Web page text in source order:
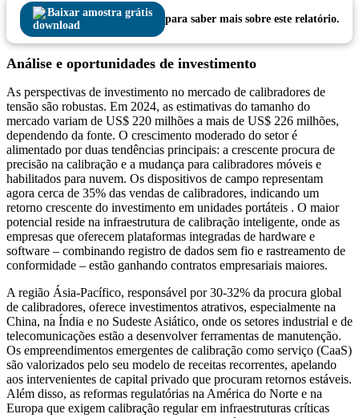
Baixar amostra grátis
para saber mais sobre este relatório.
Análise e oportunidades de investimento
As perspectivas de investimento no mercado de calibradores de
tensão são robustas. Em 2024, as estimativas do tamanho do
mercado variam de US$ 220 milhões a mais de US$ 226 milhões,
dependendo da fonte. O crescimento moderado do setor é
alimentado por duas tendências principais: a crescente procura de
precisão na calibração e a mudança para calibradores móveis e
habilitados para nuvem. Os dispositivos de campo representam
agora cerca de 35% das vendas de calibradores, indicando um
retorno crescente do investimento em unidades portáteis . O maior
potencial reside na infraestrutura de calibração inteligente, onde as
empresas que oferecem plataformas integradas de hardware e
software – combinando registro de dados sem fio e rastreamento de
conformidade – estão ganhando contratos empresariais maiores.
A região Ásia-Pacífico, responsável por 30-32% da procura global
de calibradores, oferece investimentos atrativos, especialmente na
China, na Índia e no Sudeste Asiático, onde os setores industrial e de
telecomunicações estão a desenvolver ferramentas de manutenção.
Os empreendimentos emergentes de calibração como serviço (CaaS)
são valorizados pelo seu modelo de receitas recorrentes, apelando
aos intervenientes de capital privado que procuram retornos estáveis.
Além disso, as reformas regulatórias na América do Norte e na
Europa que exigem calibração regular em infraestruturas críticas